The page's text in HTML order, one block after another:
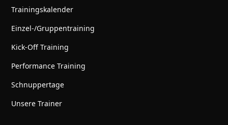
Trainingskalender
Einzel-/Gruppentraining
Kick-Off Training
Performance Training
Schnuppertage
Unsere Trainer